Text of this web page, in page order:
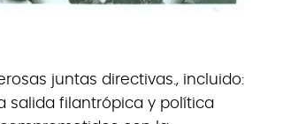
juntas directivas., incluido:
salida filantrópica y política